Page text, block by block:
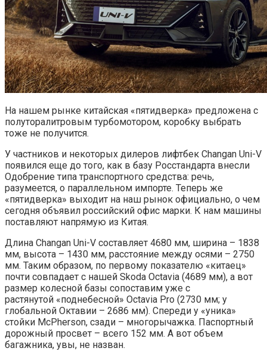
На нашем рынке китайская «пятидверка» предложена с
полуторалитровым турбомотором, коробку выбрать
тоже не получится.
У частников и некоторых дилеров лифтбек Changan Uni-V
появился еще до того, как в базу Росстандарта внесли
Одобрение типа транспортного средства: речь,
разумеется, о параллельном импорте. Теперь же
«пятидверка» выходит на наш рынок официально, о чем
сегодня объявил российский офис марки. К нам машины
поставляют напрямую из Китая.
Длина Changan Uni-V составляет 4680 мм, ширина – 1838
мм, высота – 1430 мм, расстояние между осями – 2750
мм. Таким образом, по первому показателю «китаец»
почти совпадает с нашей Skoda Octavia (4689 мм), а вот
размер колесной базы сопоставим уже с
растянутой «поднебесной» Octavia Pro (2730 мм; у
глобальной Октавии – 2686 мм). Спереди у «уника»
стойки McPherson, сзади – многорычажка. Паспортный
дорожный просвет – всего 152 мм. А вот объем
багажника, увы, не назван.